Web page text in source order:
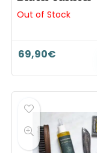
Out of Stock
69,90€